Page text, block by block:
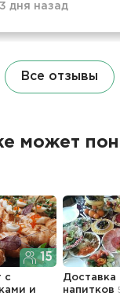
дня назад
Все отзывы
может
15
с
и
Доставка
напитков